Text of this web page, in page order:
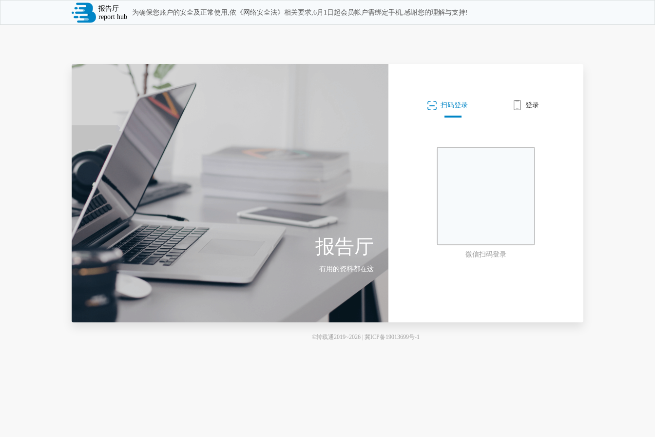
报告厅
report hub
为确保您账户的安全及正常使用,依《网络安全法》相关要求,6月1日起会员帐户需绑定手机,感谢您的理解与支持!
报告厅
有用的资料都在这
扫码登录 登录
微信扫码登录
©转载通2019~2026 | 冀ICP备19013699号-1